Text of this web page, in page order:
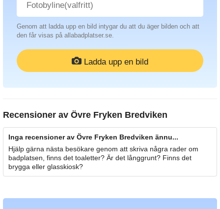
Genom att ladda upp en bild intygar du att du äger bilden och att
den får visas på allabadplatser.se.
Ladda upp en bild
Recensioner av Övre Fryken Bredviken
Inga recensioner av Övre Fryken Bredviken ännu...
Hjälp gärna nästa besökare genom att skriva några rader om
badplatsen, finns det toaletter? Är det långgrunt? Finns det
brygga eller glasskiosk?